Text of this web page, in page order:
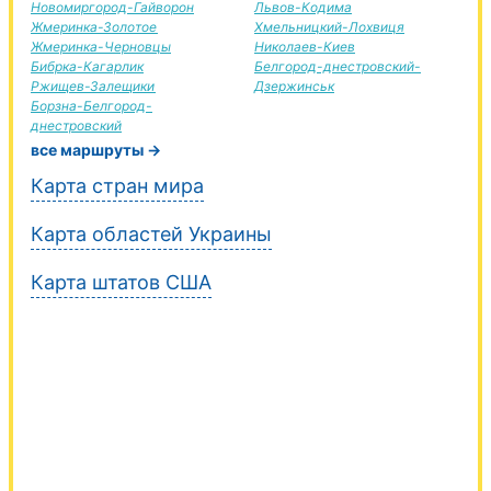
Новомиргород-Гайворон
Жмеринка-Золотое
Жмеринка-Черновцы
Бибрка-Кагарлик
Ржищев-Залещики
Борзна-Белгород-
днестровский
Львов-Кодима
Хмельницкий-Лохвиця
Николаев-Киев
Белгород-днестровский-
Дзержинськ
все маршруты →
Карта стран мира
Карта областей Украины
Карта штатов США